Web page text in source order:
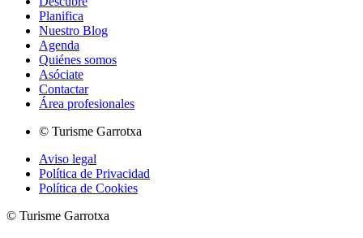
Planifica
Nuestro Blog
Agenda
Quiénes somos
Asóciate
Contactar
Área profesionales
© Turisme Garrotxa
Aviso legal
Política de Privacidad
Política de Cookies
© Turisme Garrotxa